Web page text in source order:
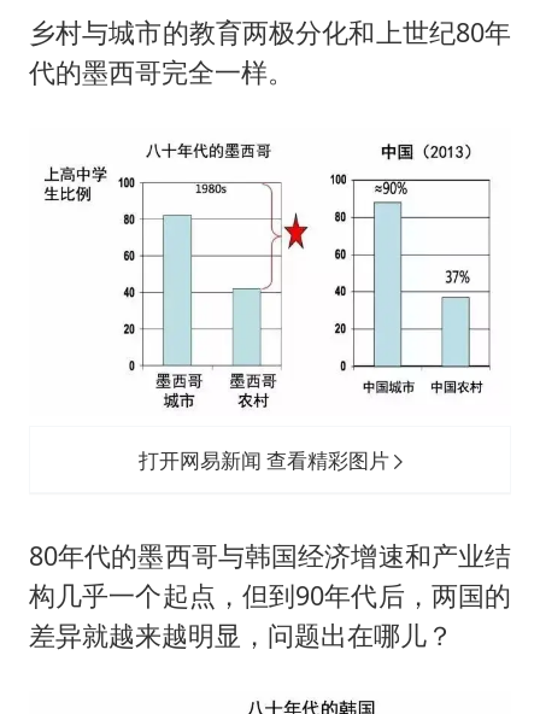
乡村与城市的教育两极分化和上世纪80年
代的墨西哥完全一样。
打开网易新闻 查看精彩图片
80年代的墨西哥与韩国经济增速和产业结
构几乎一个起点，但到90年代后，两国的
差异就越来越明显，问题出在哪儿？